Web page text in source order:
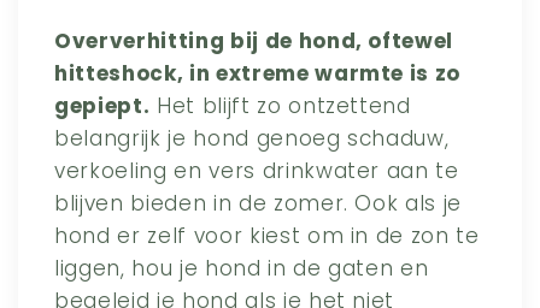
Oververhitting bij de hond, oftewel
hitteshock, in extreme warmte is zo
gepiept. Het blijft zo ontzettend
belangrijk je hond genoeg schaduw,
verkoeling en vers drinkwater aan te
blijven bieden in de zomer. Ook als je
hond er zelf voor kiest om in de zon te
liggen, hou je hond in de gaten en
begeleid je hond als je het niet